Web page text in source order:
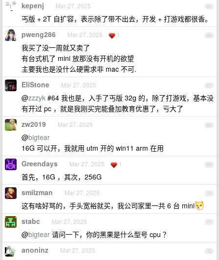
65
kepenj Mar 27, 2025
丐版 + 2T 自扩容，表示除了带不出去，开发 + 打游戏都很香。
66
pweng286 Mar 27, 2025 1
我买了没一周就又卖了
有台式机了 mini 放那没有开机的欲望
主要我也是没什么硬需求非 mac 不可.
67
EliStone Mar 27, 2025
@zzzyk #64 我也是，入手了丐版 32g 的，除了打游戏，基本没
有开过 pc ，就是我刚买完能叠加教育优惠了，亏大了
68
zw2019 Mar 27, 2025
@bigtear
16G 可以开，我就用 utm 开的 win11 arm 在用
69
Greendays Mar 27, 2025 1
首先，16G ，其次，256G
70
smilzman Mar 27, 2025
这有啥好骂的，手头宽裕就买，我公司家里一共 6 台 mini
71
stabc Mar 27, 2025
@bigtear 请问一下，你的黑果是什么型号 cpu ？
72
anoninz Mar 27, 2025